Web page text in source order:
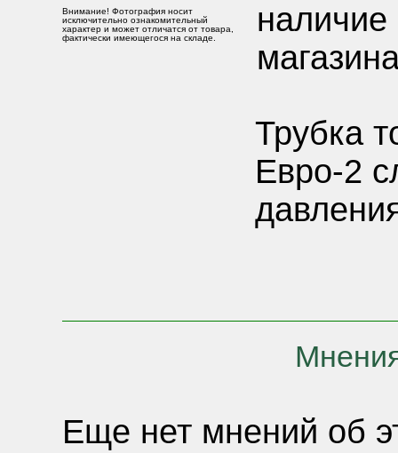
Внимание! Фотография носит
исключительно ознакомительный
характер и может отличатся от товара,
фактически имеющегося на складе.
наличие
Трубка
Евро-2
Еще нет мнений об